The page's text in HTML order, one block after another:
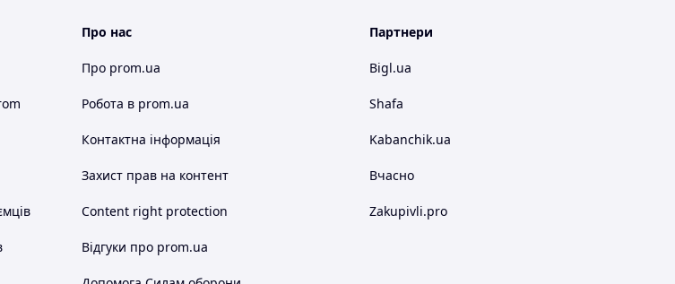
Про нас
Про prom.ua
Робота в prom.ua
Контактна інформація
Захист прав на контент
Content right protection
Відгуки про prom.ua
Партнери
Bigl.ua
Shafa
Kabanchik.ua
Вчасно
Zakupivli.pro